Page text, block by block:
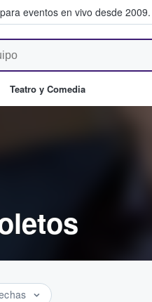
eventos en vivo desde 2009.
compran y
Teatro y Comedia